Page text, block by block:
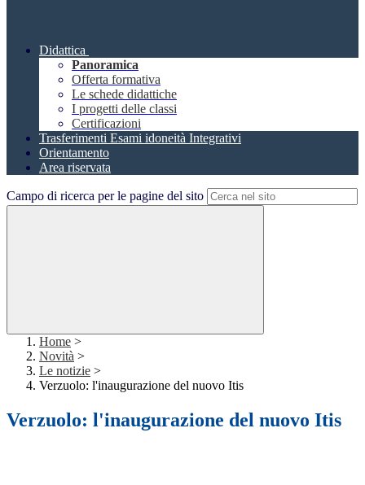
Didattica
Panoramica
Offerta formativa
Le schede didattiche
I progetti delle classi
Certificazioni
Trasferimenti Esami idoneità Integrativi
Orientamento
Area riservata
Campo di ricerca per le pagine del sito
Home >
Novità >
Le notizie >
Verzuolo: l'inaugurazione del nuovo Itis
Verzuolo: l'inaugurazione del nuovo Itis